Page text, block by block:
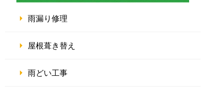
雨漏り修理
屋根葺き替え
雨どい工事